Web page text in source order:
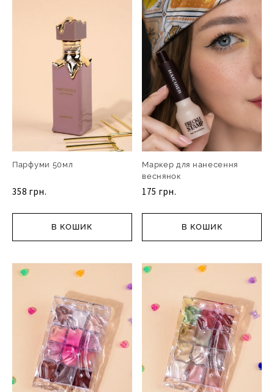
Парфуми 50мл
358 грн.
В КОШИК
Маркер для нанесення
веснянок
175 грн.
В КОШИК